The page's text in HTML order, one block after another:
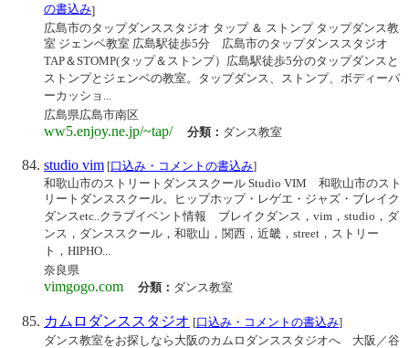
の書込み]
広島市のタップダンススタジオ タップ ＆ ストンプ タップダンス教
室 ジェンベ教室 広島駅徒歩5分 広島市のタップダンススタジオ
TAP＆STOMP(タップ＆ストンプ）広島駅徒歩5分のタップダンスと
ストンプとジェンベの教室。タップダンス、ストンプ、ボディーパ
ーカッショ...
広島県広島市南区
ww5.enjoy.ne.jp/~tap/ 分類： ダンス教室
studio vim [口込み・コメントの書込み]
和歌山市のストリートダンススクール Studio VIM 和歌山市のスト
リートダンススクール。ヒップホップ・レゲエ・ジャズ・ブレイク
ダンスetc..クラブイベント情報 ブレイクダンス，vim，studio，ダ
ンス，ダンススクール，和歌山，関西，近畿，street，ストリー
ト，HIPHO...
奈良県
vimgogo.com 分類： ダンス教室
カムロダンススタジオ [口込み・コメントの書込み]
ダンス教室をお探しなら大阪のカムロダンススタジオへ 大阪／谷